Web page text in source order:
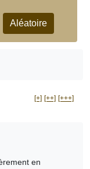
Aléatoire
[+] [++] [+++]
en